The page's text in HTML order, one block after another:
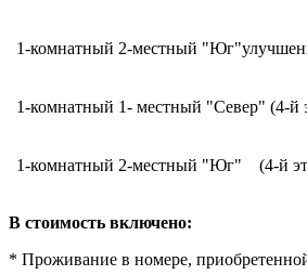
1-комнатный 2-местный
1-комнатный 1- местный "Север" (4-й
1-комнатный 2-местный "Юг" (4-й
В стоимость включено:
* Проживание в номере,